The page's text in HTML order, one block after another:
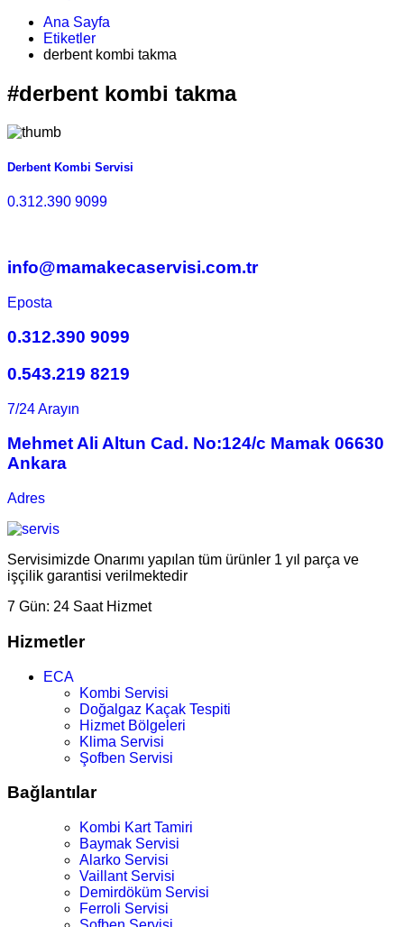
Ana Sayfa
Etiketler
derbent kombi takma
#derbent kombi takma
Derbent Kombi Servisi
0.312.390 9099
info@mamakecaservisi.com.tr
Eposta
0.312.390 9099
0.543.219 8219
7/24 Arayın
Mehmet Ali Altun Cad. No:124/c Mamak 06630
Ankara
Adres
Servisimizde Onarımı yapılan tüm ürünler 1 yıl parça ve
işçilik garantisi verilmektedir
7 Gün: 24 Saat Hizmet
Hizmetler
ECA
Kombi Servisi
Doğalgaz Kaçak Tespiti
Hizmet Bölgeleri
Klima Servisi
Şofben Servisi
Bağlantılar
Kombi Kart Tamiri
Baymak Servisi
Alarko Servisi
Vaillant Servisi
Demirdöküm Servisi
Ferroli Servisi